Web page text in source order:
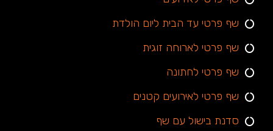
שף פרטי עד הבית ליום הולדת
שף פרטי לארוחה זוגית
שף פרטי לחתונה
שף פרטי לאירועים קטנים
סדנת בישול עם שף